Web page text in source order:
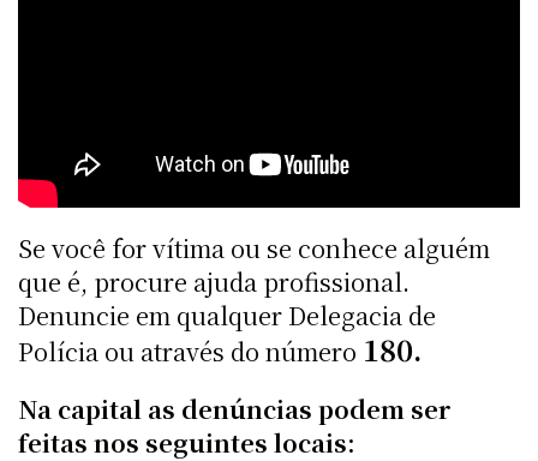
Se você for vítima ou se conhece alguém
que é, procure ajuda profissional.
Denuncie em qualquer Delegacia de
Polícia ou através do número 180.
Na capital as denúncias podem ser
feitas nos seguintes locais: